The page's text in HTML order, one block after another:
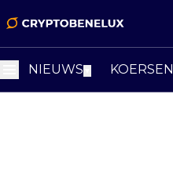
NIEUWS KOERSEN